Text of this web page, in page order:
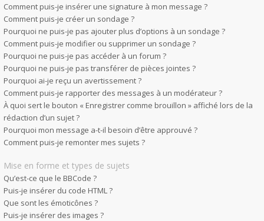
Comment puis-je insérer une signature à mon message ?
Comment puis-je créer un sondage ?
Pourquoi ne puis-je pas ajouter plus d’options à un sondage ?
Comment puis-je modifier ou supprimer un sondage ?
Pourquoi ne puis-je pas accéder à un forum ?
Pourquoi ne puis-je pas transférer de pièces jointes ?
Pourquoi ai-je reçu un avertissement ?
Comment puis-je rapporter des messages à un modérateur ?
À quoi sert le bouton « Enregistrer comme brouillon » affiché lors de la
rédaction d’un sujet ?
Pourquoi mon message a-t-il besoin d’être approuvé ?
Comment puis-je remonter mes sujets ?
Mise en forme et types de sujets
Qu’est-ce que le BBCode ?
Puis-je insérer du code HTML ?
Que sont les émoticônes ?
Puis-je insérer des images ?